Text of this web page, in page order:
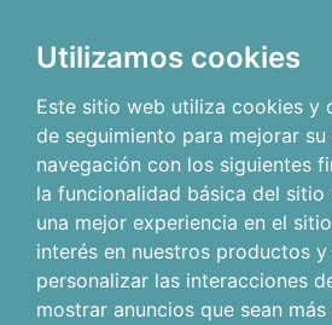
Utilizamos cookies
Este sitio web utiliza cookies y
de seguimiento para mejorar
navegación con los siguientes
la funcionalidad básica del sitio
una mejor experiencia en el
interés en nuestros productos
personalizar las interacciones
mostrar anuncios que sean